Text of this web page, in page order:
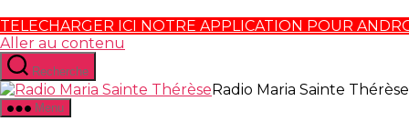
TELECHARGER ICI NOTRE APPLICATION POUR
Aller au contenu
Recherche
Radio Maria Sainte Thérèse
Menu